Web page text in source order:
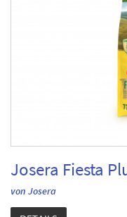
Josera Fiesta
von Josera